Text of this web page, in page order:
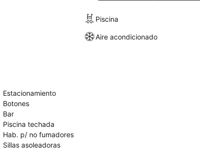
Piscina
Aire acondicionado
Estacionamiento
Botones
Bar
Piscina techada
Hab. p/ no fumadores
Sillas asoleadoras